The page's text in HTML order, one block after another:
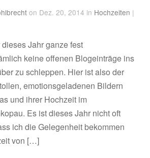
on Dez. 20, 2014 in Hochzeiten |
Jahr ganze fest
keine offenen Blogeinträge ins
zu schleppen. Hier ist also der
emotionsgeladenen Bildern
und ihrer Hochzeit im
Es ist dieses Jahr nicht oft
ich die Gelegenheit bekommen
von […]